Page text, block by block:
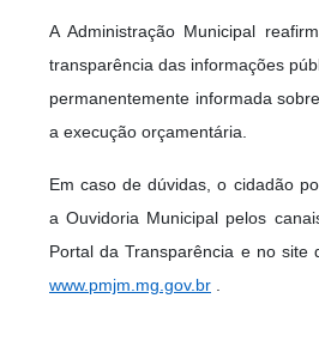
A Administração Municipal
transparência das informações
permanentemente informada
a execução orçamentária.
Em caso de dúvidas, o cidadão
a Ouvidoria Municipal pelos
Portal da Transparência e no site
www.pmjm.mg.gov.br